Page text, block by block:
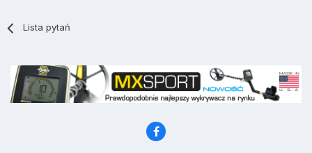
Lista pytań